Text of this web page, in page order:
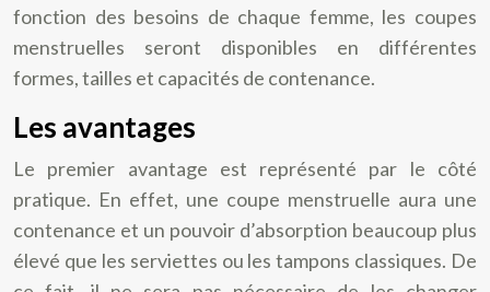
fonction des besoins de chaque femme, les coupes
menstruelles seront disponibles en différentes
formes, tailles et capacités de contenance.
Les avantages
Le premier avantage est représenté par le côté
pratique. En effet, une coupe menstruelle aura une
contenance et un pouvoir d’absorption beaucoup plus
élevé que les serviettes ou les tampons classiques. De